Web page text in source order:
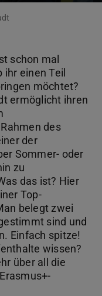
schon mal
ihr einen Teil
möchtet?
ermöglicht ihren
des
der
Sommer- oder
zu
das ist? Hier
Top-
belegt zwei
sind und
Einfach spitze!
wissen?
über all die